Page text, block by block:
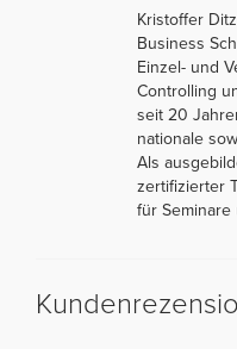
Kristoffer
Business
Einzel- und
Controlling
seit 20
nationale
Als
zertifizierter
für